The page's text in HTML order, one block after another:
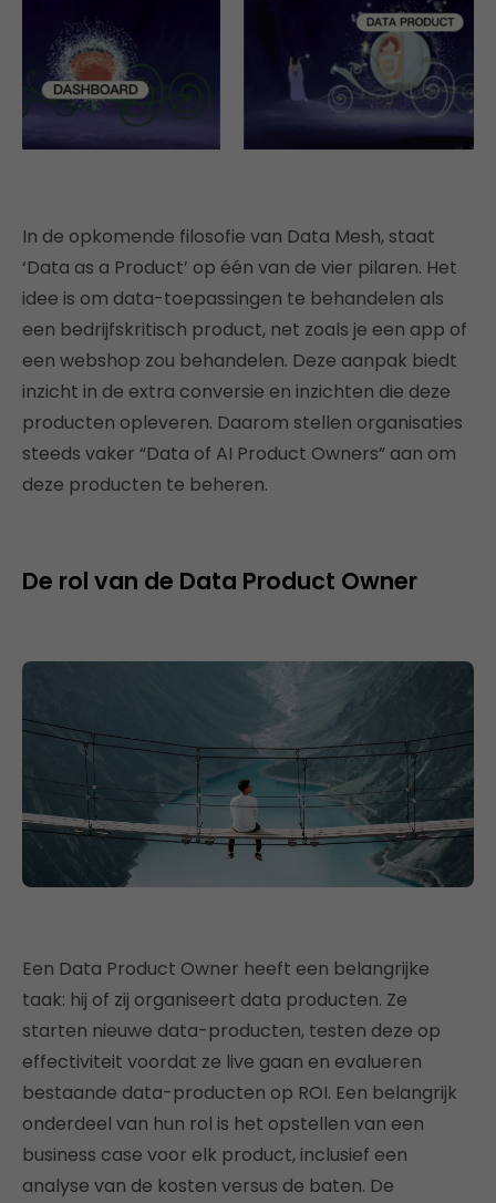
In de opkomende filosofie van Data Mesh, staat
‘Data as a Product’ op één van de vier pilaren. Het
idee is om data-toepassingen te behandelen als
een bedrijfskritisch product, net zoals je een app of
een webshop zou behandelen. Deze aanpak biedt
inzicht in de extra conversie en inzichten die deze
producten opleveren. Daarom stellen organisaties
steeds vaker “Data of AI Product Owners” aan om
deze producten te beheren.
De rol van de Data Product Owner
Een Data Product Owner heeft een belangrijke
taak: hij of zij organiseert data producten. Ze
starten nieuwe data-producten, testen deze op
effectiviteit voordat ze live gaan en evalueren
bestaande data-producten op ROI. Een belangrijk
onderdeel van hun rol is het opstellen van een
business case voor elk product, inclusief een
analyse van de kosten versus de baten. De